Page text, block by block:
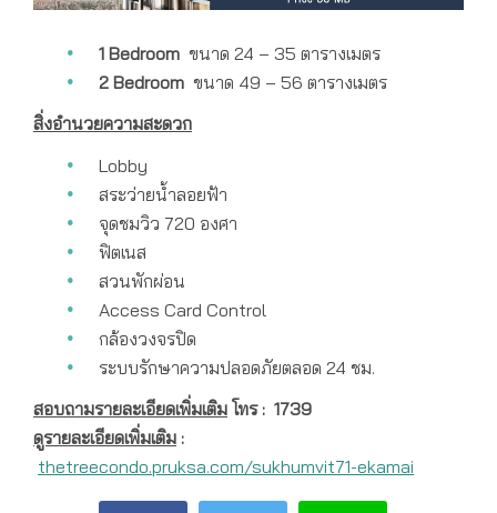
1 Bedroomขนาด 24 – 35 ตารางเมตร
2 Bedroomขนาด 49 – 56 ตารางเมตร
สิ่งอำนวยความสะดวก
Lobby
สระว่ายน้ำลอยฟ้า
จุดชมวิว 720 องศา
ฟิตเนส
สวนพักผ่อน
Access Card Control
กล้องวงจรปิด
ระบบรักษาความปลอดภัยตลอด 24 ชม.
สอบถามรายละเอียดเพิ่มเติม โทร : 1739
ดูรายละเอียดเพิ่มเติม :
thetreecondo.pruksa.com/sukhumvit71-ekamai